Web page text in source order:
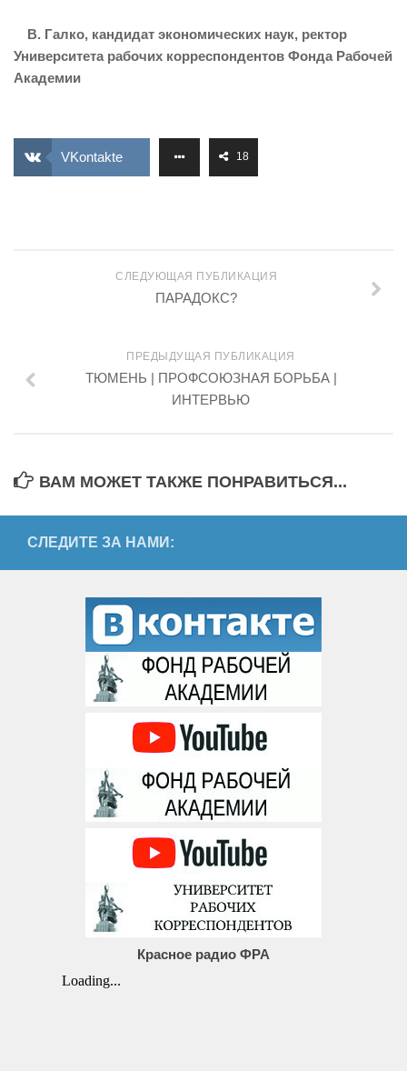
В. Галко, кандидат экономических наук, ректор
Университета рабочих корреспондентов Фонда Рабочей
Академии
VKontakte 18
СЛЕДУЮЩАЯ ПУБЛИКАЦИЯ
ПАРАДОКС?
ПРЕДЫДУЩАЯ ПУБЛИКАЦИЯ
ТЮМЕНЬ | ПРОФСОЮЗНАЯ БОРЬБА |
ИНТЕРВЬЮ
ВАМ МОЖЕТ ТАКЖЕ ПОНРАВИТЬСЯ...
СЛЕДИТЕ ЗА НАМИ:
Красное радио ФРА